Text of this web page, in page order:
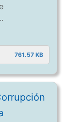
761.57 KB